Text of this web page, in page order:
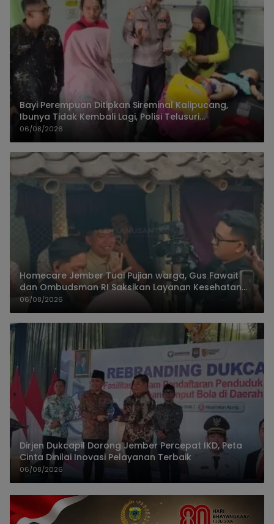
Bayi Perempuan Ditipkan Sireminal Kalipucang,
Ibunya Tidak Kembali Lagi, Polisi Telusuri
Keberadaan Orang Tua
06/08/2026
Homecare Jember Tuai Pujian warga, Gus Fawait
dan Ombudsman RI Saksikan Layanan Kesehatan
Rumah Pasien
06/08/2026
Dirjen Dukcapil Dorong Jember Percepat IKD, Peta
Cinta Dinilai Inovasi Pelayanan Terbaik
06/08/2026